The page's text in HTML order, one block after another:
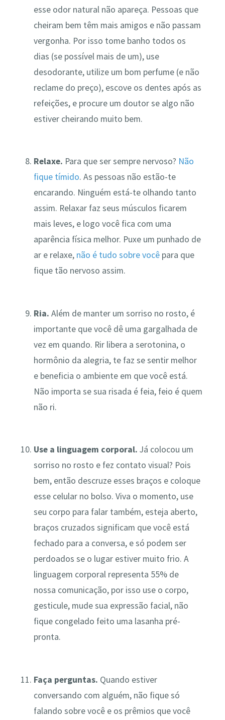
esse odor natural não apareça. Pessoas que
cheiram bem têm mais amigos e não passam
vergonha. Por isso tome banho todos os
dias (se possível mais de um), use
desodorante, utilize um bom perfume (e não
reclame do preço), escove os dentes após as
refeições, e procure um doutor se algo não
estiver cheirando muito bem.
Relaxe. Para que ser sempre nervoso? Não
fique tímido. As pessoas não estão-te
encarando. Ninguém está-te olhando tanto
assim. Relaxar faz seus músculos ficarem
mais leves, e logo você fica com uma
aparência física melhor. Puxe um punhado de
ar e relaxe, não é tudo sobre você para que
fique tão nervoso assim.
Ria. Além de manter um sorriso no rosto, é
importante que você dê uma gargalhada de
vez em quando. Rir libera a serotonina, o
hormônio da alegria, te faz se sentir melhor
e beneficia o ambiente em que você está.
Não importa se sua risada é feia, feio é quem
não ri.
Use a linguagem corporal. Já colocou um
sorriso no rosto e fez contato visual? Pois
bem, então descruze esses braços e coloque
esse celular no bolso. Viva o momento, use
seu corpo para falar também, esteja aberto,
braços cruzados significam que você está
fechado para a conversa, e só podem ser
perdoados se o lugar estiver muito frio. A
linguagem corporal representa 55% de
nossa comunicação, por isso use o corpo,
gesticule, mude sua expressão facial, não
fique congelado feito uma lasanha pré-
pronta.
Faça perguntas. Quando estiver
conversando com alguém, não fique só
falando sobre você e os prêmios que você